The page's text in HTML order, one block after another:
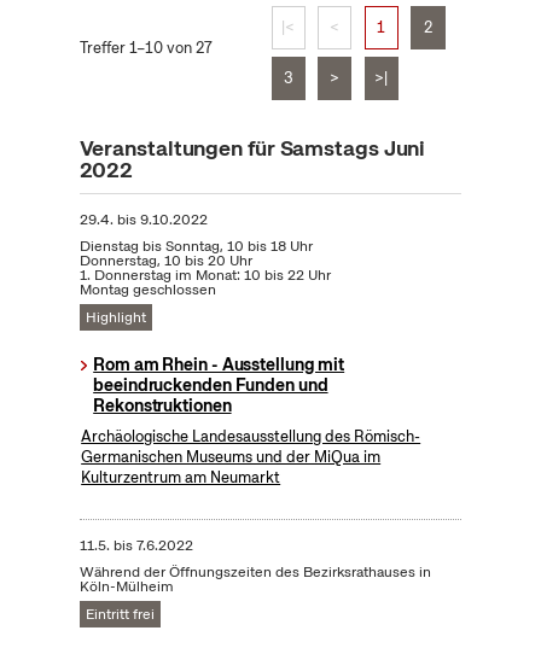
Treffer 1–10 von 27
|< < 1 2
3 > >|
Veranstaltungen für Samstags Juni
2022
29.4. bis9.10.2022
Dienstag bis Sonntag, 10 bis 18 Uhr
Donnerstag, 10 bis 20 Uhr
1. Donnerstag im Monat: 10 bis 22 Uhr
Montag geschlossen
Highlight
Rom am Rhein - Ausstellung mit
beeindruckenden Funden und
Rekonstruktionen
Archäologische Landesausstellung des Römisch-
Germanischen Museums und der MiQua im
Kulturzentrum am Neumarkt
11.5. bis7.6.2022
Während der Öffnungszeiten des Bezirksrathauses in
Köln-Mülheim
Eintritt frei